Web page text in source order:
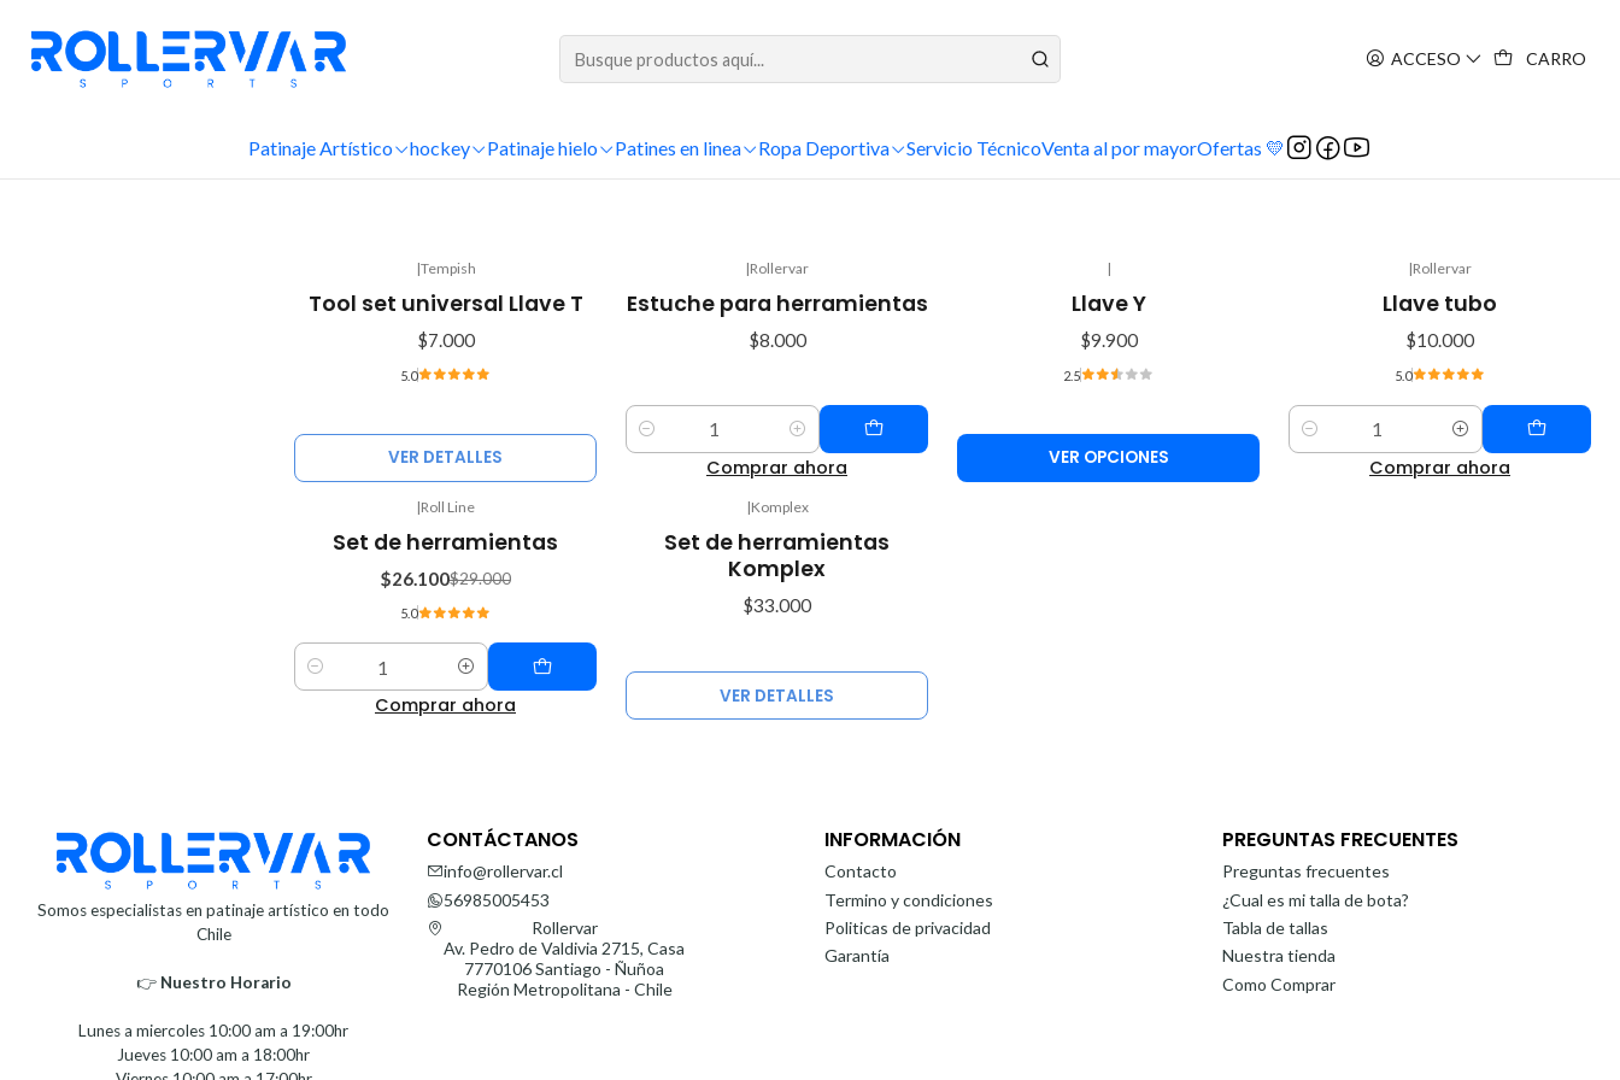
ACCESO CARRO
Patinaje Artístico hockey Patinaje hielo Patines en linea Ropa Deportiva Servicio TécnicoVenta al por mayorOfertas 💛
Herramientas
|Tempish
Tool set universal Llave T
$7.000
5.0
VER DETALLES
|Rollervar
Estuche para herramientas
$8.000
Cantidad
Comprar ahora
|
Llave Y
$9.900
2.5
VER OPCIONES
|Rollervar
Llave tubo
$10.000
5.0
Cantidad
Comprar ahora
|Roll Line
Set de herramientas
$26.100$29.000
5.0
Cantidad
Comprar ahora
|Komplex
Set de herramientas
Komplex
$33.000
VER DETALLES
Somos especialistas en patinaje artístico en todo
Chile
👉 Nuestro Horario⁣⁣
Lunes a miercoles 10:00 am a 19:00hr
Jueves 10:00 am a 18:00hr
CONTÁCTANOS
info@rollervar.cl
56985005453
Rollervar
Av. Pedro de Valdivia 2715, Casa
7770106 Santiago - Ñuñoa
Región Metropolitana - Chile
INFORMACIÓN
Contacto
Termino y condiciones
Politicas de privacidad
Garantía
PREGUNTAS FRECUENTES
Preguntas frecuentes
¿Cual es mi talla de bota?
Tabla de tallas
Nuestra tienda
Como Comprar